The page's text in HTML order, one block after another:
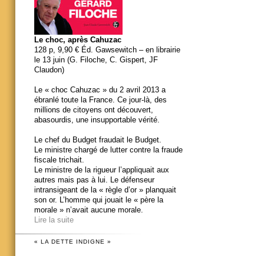
Le choc, après Cahuzac
128 p, 9,90 € Éd. Gawsewitch – en librairie
le 13 juin (G. Filoche, C. Gispert, JF
Claudon)
Le « choc Cahuzac » du 2 avril 2013 a
ébranlé toute la France. Ce jour-là, des
millions de citoyens ont découvert,
abasourdis, une insupportable vérité.
Le chef du Budget fraudait le Budget.
Le ministre chargé de lutter contre la fraude
fiscale trichait.
Le ministre de la rigueur l’appliquait aux
autres mais pas à lui. Le défenseur
intransigeant de la « règle d’or » planquait
son or. L’homme qui jouait le « père la
morale » n’avait aucune morale.
Lire la suite
« LA DETTE INDIGNE »